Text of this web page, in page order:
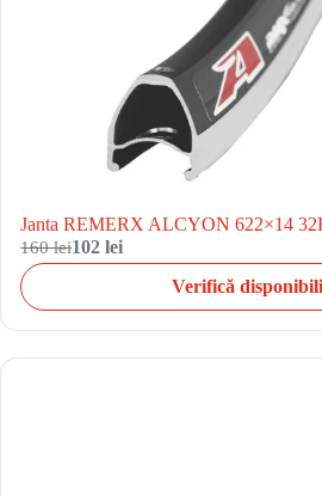
Janta REMERX ALCYON 622×14
160 lei102 lei
Verifică